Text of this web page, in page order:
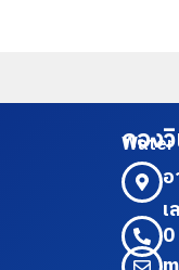
กอง
Water